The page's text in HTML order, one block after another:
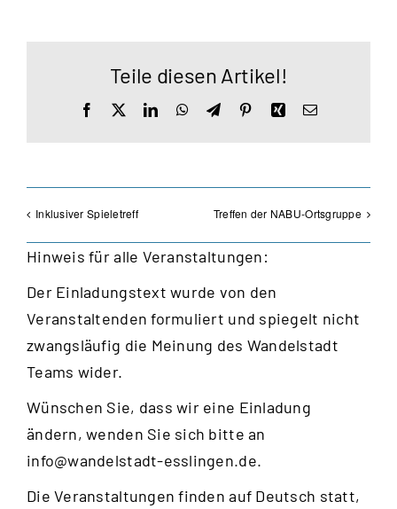
Teile diesen Artikel!
Facebook LinkedInWhatsApp
TelegramPinterestXingE-
Inklusiver Spieletreff Treffen der NABU-Ortsgruppe
Hinweis für alle Veranstaltungen:
Der Einladungstext wurde von den
Veranstaltenden formuliert und spiegelt nicht
zwangsläufig die Meinung des Wandelstadt
Teams wider.
Wünschen Sie, dass wir eine Einladung
ändern, wenden Sie sich bitte an
info@wandelstadt-esslingen.de.
Die Veranstaltungen finden auf Deutsch statt,